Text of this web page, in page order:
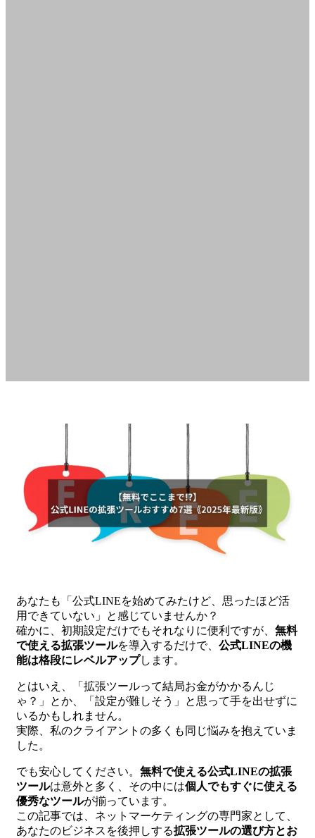
あなたも「公式LINEを始めてみたけど、思ったほど活
用できていない」と感じていませんか？
確かに、初期設定だけでもそれなりに便利ですが、 無料
で使える拡張ツールを導入するだけで、 公式LINEの機
能は格段にレベルアップします。
とはいえ、「拡張ツールって結局お金がかかるんじ
ゃ？」とか、「設定が難しそう」と思って手を出せずに
いるかもしれません。
実際、私のクライアントの多くも同じ悩みを抱えていま
した。
でも安心してください。 無料で使える公式LINEの拡張
ツールは意外と多く、その中には個人でもすぐに使える
優秀なツールが揃っています。
この記事では、ネットマーケティングの専門家として、
あなたのビジネスを後押しする拡張ツールの選び方とお